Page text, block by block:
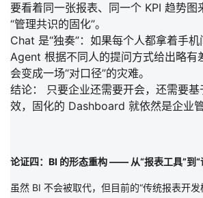
要看着同一张报表、同一个 KPI 趋势图
“管理共识的固化”。
Chat 是“独奏”：如果每个人都拿着手机
Agent 根据不同人的提问方式给出略有
会变成一场“对口径”的灾难。
结论：
只要企业还需要开会，还需要
效， 固化的 Dashboard 就依然是企业管
论证四：BI 的形态重构 —— 从“报表工具”到“
虽然 BI 不会被取代，但目前的“传统报表开